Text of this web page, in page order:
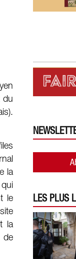
du
la
qui
le
la
de
LES PLUS